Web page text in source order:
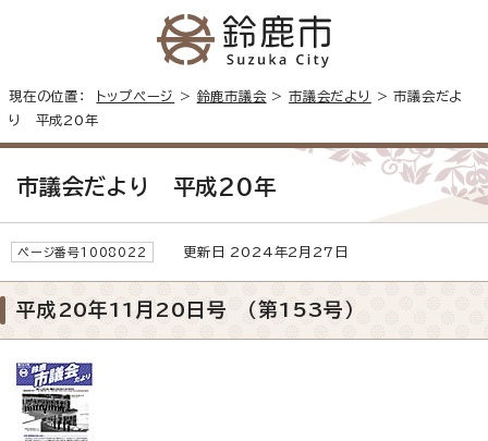
現在の位置： トップページ > 鈴鹿市議会 >市議会だより
> 市議会だよ
り 平成20年
市議会だより 平成20年
ページ番号1008022 更新日 2024年2月27日
平成20年11月20日号 （第153号）